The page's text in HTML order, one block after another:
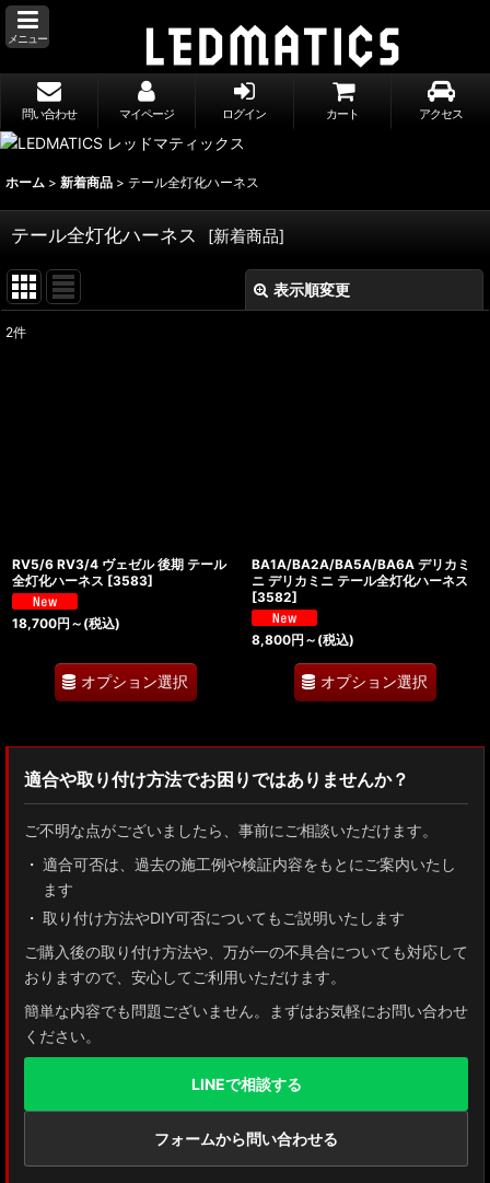
メニュー
問い合わせ マイページ ログイン カート アクセス
ホーム > 新着商品 > テール全灯化ハーネス
テール全灯化ハーネス [新着商品]
表示順変更
2件
RV5/6 RV3/4 ヴェゼル 後期 テール
全灯化ハーネス [3583]
18,700円 ～ (税込)
オプション選択
BA1A/BA2A/BA5A/BA6A デリカミ
ニ デリカミニ テール全灯化ハーネス
[3582]
8,800円 ～ (税込)
オプション選択
適合や取り付け方法でお困りではありませんか？
ご不明な点がございましたら、事前にご相談いただけます。
適合可否は、過去の施工例や検証内容をもとにご案内いたし
ます
取り付け方法やDIY可否についてもご説明いたします
ご購入後の取り付け方法や、万が一の不具合についても対応して
おりますので、安心してご利用いただけます。
簡単な内容でも問題ございません。まずはお気軽にお問い合わせ
ください。
LINEで相談する
フォームから問い合わせる